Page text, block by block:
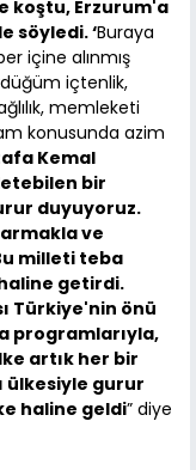
koştu, Erzurum'a
söyledi. ‘Buraya
içine alınmış
içtenlik,
memleketi
konusunda azim
Kemal
bir
duyuyoruz.
ve
milleti teba
getirdi.
Türkiye'nin önü
programlarıyla,
artık her bir
ülkesiyle gurur
haline geldi” diye